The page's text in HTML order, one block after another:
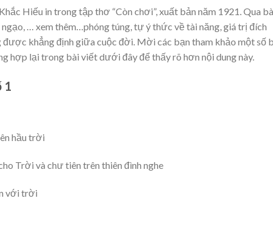
Hiếu in trong tập thơ “Còn chơi”, xuất bản năm 1921. Qua
… xem thêm… phóng túng, tự ý thức về tài năng, giá trị đích
khẳng định giữa cuộc đời. Mời các bạn tham khảo một số
hợp lại trong bài viết dưới đây để thấy rõ hơn nội dung này.
1
hầu trời
Trời và chư tiên trên thiên đình nghe
với trời